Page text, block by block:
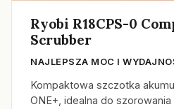
Ryobi R18CPS-0
Scrubber
NAJLEPSZA MOC I
Kompaktowa szczotka
ONE+, idealna do